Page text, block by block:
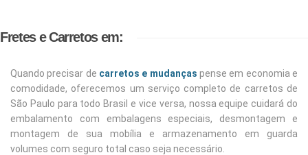
Fretes e Carretos em:
Quando precisar de carretos e mudanças pense em economia e
comodidade, oferecemos um serviço completo de carretos de
São Paulo para todo Brasil e vice versa, nossa equipe cuidará do
embalamento com embalagens especiais, desmontagem e
montagem de sua mobília e armazenamento em guarda
volumes com seguro total caso seja necessário.